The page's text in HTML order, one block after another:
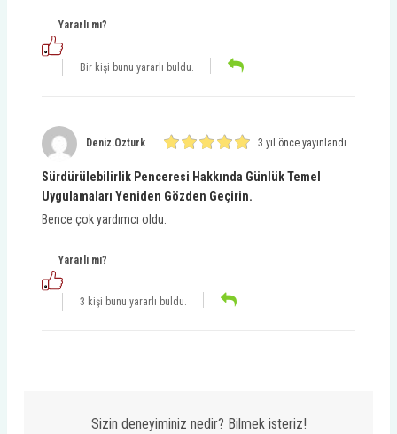
Yararlı mı?
Bir kişi bunu yararlı buldu.
Deniz.ozturk 3 yıl önce yayınlandı
Sürdürülebilirlik Penceresi Hakkında Günlük Temel
Uygulamaları Yeniden Gözden Geçirin.
Bence çok yardımcı oldu.
Yararlı mı?
3 kişi bunu yararlı buldu.
Sizin deneyiminiz nedir? Bilmek isteriz!